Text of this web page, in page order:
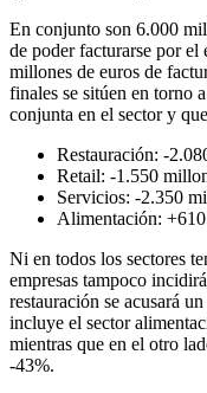
En conjunto son 6.000
de poder facturarse por
millones de euros de
finales se sitúen en torno
conjunta en el sector y
Restauración: -
Retail: -1.550
Servicios: -2.350
Alimentación:
Ni en todos los sectores
empresas tampoco
restauración se acusará
incluye el sector
mientras que en el otro
-43%.